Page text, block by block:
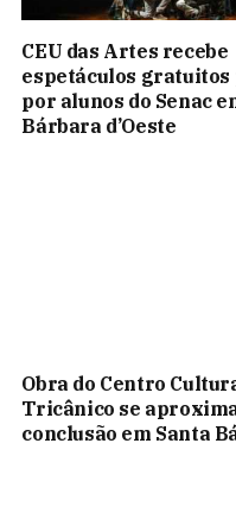
CEU das Artes recebe
espetáculos gratuitos
por alunos do Senac
Bárbara d’Oeste
Obra do Centro
Tricânico se
conclusão em Santa